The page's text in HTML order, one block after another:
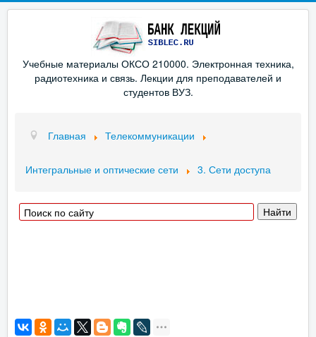
Учебные материалы ОКСО 210000. Электронная техника,
радиотехника и связь. Лекции для преподавателей и
студентов ВУЗ.
Главная Телекоммуникации
Интегральные и оптические сети 3. Сети доступа